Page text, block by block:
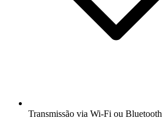
Transmissão via Wi-Fi ou Bluetooth